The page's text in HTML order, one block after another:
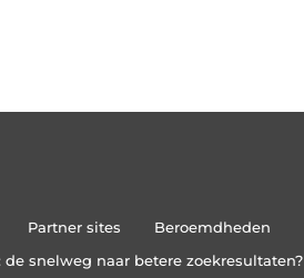
Partner sites Beroemdheden
snelweg naar betere zoekresultaten?